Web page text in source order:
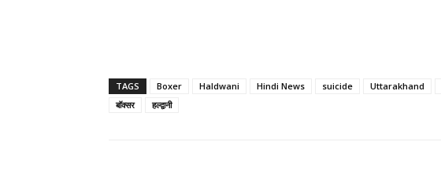
TAGS Boxer Haldwani Hindi News suicide Uttarakhand
बॉक्सर
हल्द्वानी